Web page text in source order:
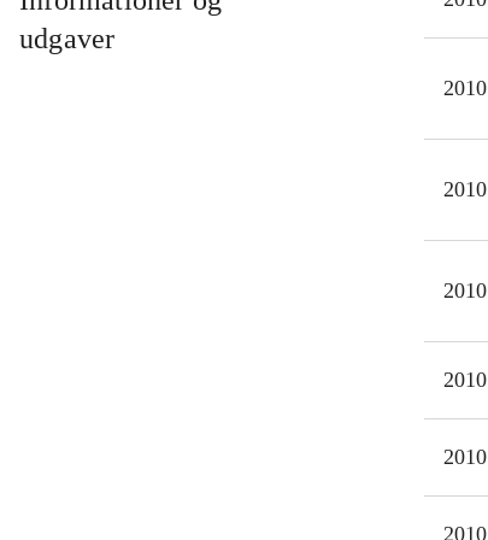
udgaver
2010
2010
2010
2010
2010
2010